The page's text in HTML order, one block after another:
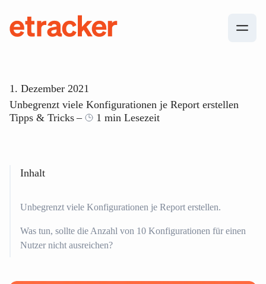
1. Dezember 2021
Unbegrenzt viele Konfigurationen je Report erstellen
Tipps & Tricks
1 min Lesezeit
Inhalt
Unbegrenzt viele Konfigurationen je Report erstellen.
Was tun, sollte die Anzahl von 10 Konfigurationen für einen
Nutzer nicht ausreichen?